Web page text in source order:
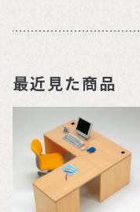
最近見た商品